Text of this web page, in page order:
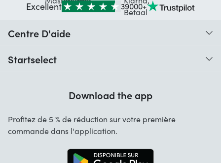
Excellent 39000+
Centre D'aide
Contact
Startselect
Startselect App
Emplois
Download the app
Profitez de 5 % de réduction sur votre première
commande dans l'application.